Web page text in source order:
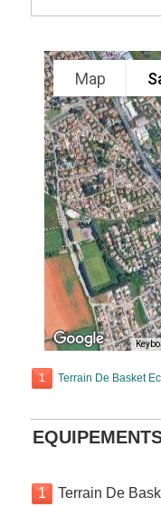
Map
1 Terrain De Basket
1 Terrain De